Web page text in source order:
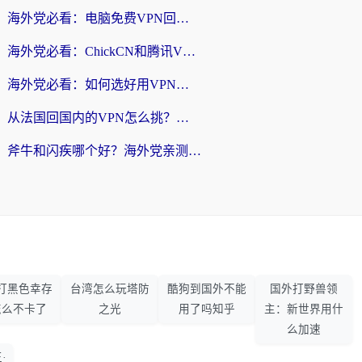
海外党必看：电脑免费VPN回国真的靠谱吗？附实测对比与最优方案指南
海外党必看：ChickCN和腾讯VPN好用吗？3招选对回国加速器，告别地区限制
海外党必看：如何选好用VPN实现国内资源无缝访问？从越南到全球都适用
从法国回国内的VPN怎么挑？海外党亲测：稳定、多端、安全才是关键
斧牛和闪疾哪个好？海外党亲测3款回国加速器，教你选到不踩坑的那一款
黑色幸存
不卡了
台湾怎么玩塔防
之光
酷狗到国外不能
用了吗知乎
国外打野兽领
主：新世界用什
么加速